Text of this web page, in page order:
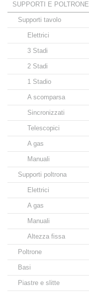
SUPPORTI E POLTRONE
Supporti tavolo
Elettrici
3 Stadi
2 Stadi
1 Stadio
A scomparsa
Sincronizzati
Telescopici
A gas
Manuali
Supporti poltrona
Elettrici
A gas
Manuali
Altezza fissa
Poltrone
Basi
Piastre e slitte